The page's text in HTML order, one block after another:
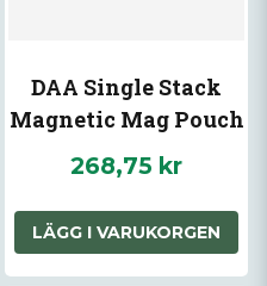
DAA Single Stack
Magnetic Mag Pouch
268,75 kr
LÄGG I VARUKORGEN